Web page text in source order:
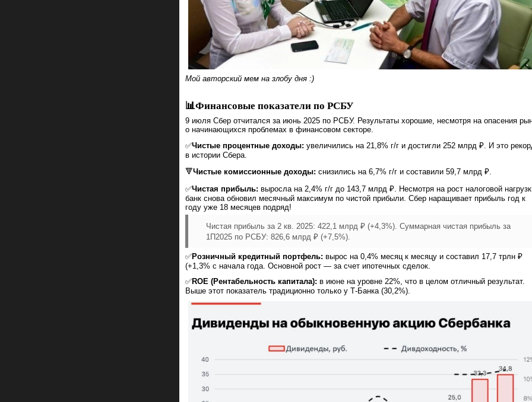
Мой авторский мем на злобу дня :)
📊Финансовые показатели по РСБУ
9 июля Сбер отчитался за июнь 2025 по РСБУ. Результаты хорошие, несмотря на опасения
о начинающихся проблемах в финансовом секторе.
✅Чистые процентные доходы: увеличились на 21,8% г/г и достигли 252 млрд ₽. И это
в истории Сбера.
🔻Чистые комиссионные доходы: снизились на 6,7% г/г и составили 59,7 млрд ₽.
✅Чистая прибыль: выросла на 2,4% г/г до 143,7 млрд ₽. Несмотря на рост налоговой
банк снова обновил месячный максимум по чистой прибыли. Сбер наращивает прибыль год к
году уже 18 месяцев подряд!
Чистая прибыль за 2 кв. 2025: 422,1 млрд ₽ (+4,3%). Суммарная чистая прибыль за
1П2025 по РСБУ: 826,6 млрд ₽ (+7,5%).
✅Розничный кредитный портфель: вырос на 0,4% месяц к месяцу и составил 17,7 трлн ₽
(+1,3% с начала года. Основной рост — за счет ипотечных сделок.
✅ROE (Рентабельность капитала): в июне на уровне 22%, что в целом отличный результат.
Выше этот показатель традиционно только у Т-Банка (30,2%).